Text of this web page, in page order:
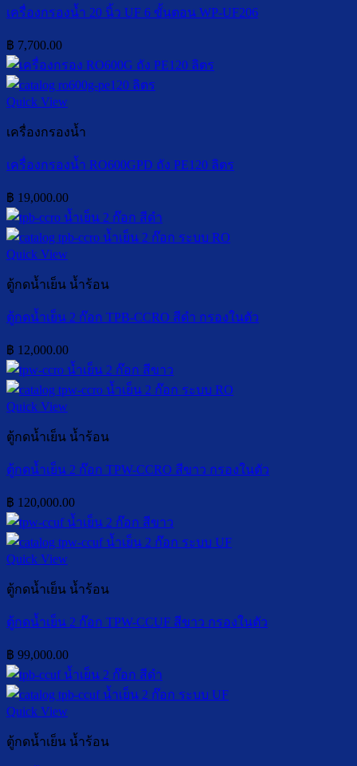
เครื่องกรองน้ำ 20 นิ้ว UF 6 ขั้นตอน WP-UF206
฿ 7,700.00
Quick View
เครื่องกรองน้ำ
เครื่องกรองน้ำ RO600GPD ถัง PE120 ลิตร
฿ 19,000.00
Quick View
ตู้กดน้ำเย็น น้ำร้อน
ตู้กดน้ำเย็น 2 ก๊อก TPB-CCRO สีดำ กรองในตัว
฿ 12,000.00
Quick View
ตู้กดน้ำเย็น น้ำร้อน
ตู้กดน้ำเย็น 2 ก๊อก TPW-CCRO สีขาว กรองในตัว
฿ 120,000.00
Quick View
ตู้กดน้ำเย็น น้ำร้อน
ตู้กดน้ำเย็น 2 ก๊อก TPW-CCUF สีขาว กรองในตัว
฿ 99,000.00
Quick View
ตู้กดน้ำเย็น น้ำร้อน